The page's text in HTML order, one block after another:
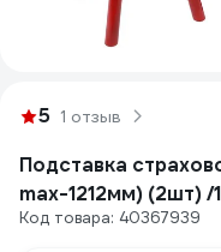
5 1 отзыв
Подставка
max-1212мм) (2шт)
Код товара: 40367939